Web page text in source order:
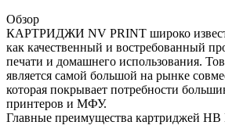
Обзор
КАРТРИДЖИ NV PRINT широко
как качественный и востребованный
печати и домашнего использования.
является самой большой на рынке
которая покрывает потребности
принтеров и МФУ.
Главные преимущества картриджей